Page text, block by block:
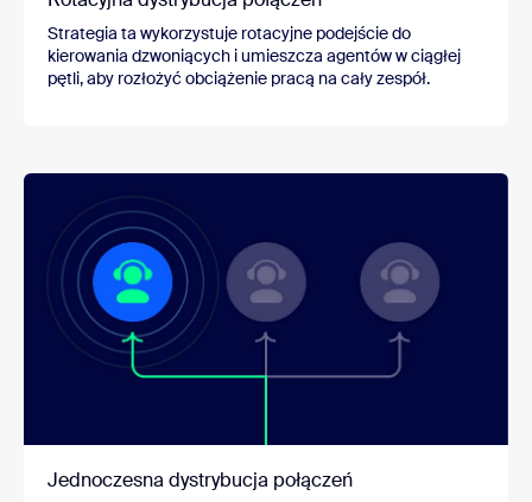
Strategia ta wykorzystuje rotacyjne podejście do
kierowania dzwoniących i umieszcza agentów w ciągłej
pętli, aby rozłożyć obciążenie pracą na cały zespół.
Jednoczesna dystrybucja połączeń